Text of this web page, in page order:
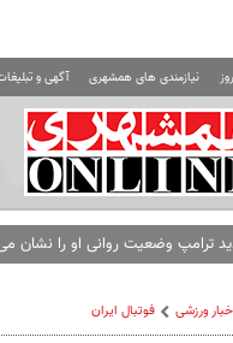
نیازمندی های همشهری آگهی و
ترامپ وضعیت روانی او را نشان
ورزشی فوتبال ايران